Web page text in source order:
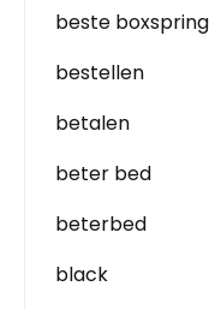
beste boxspring
bestellen
betalen
beter bed
beterbed
black